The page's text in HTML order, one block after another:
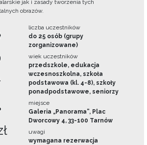
jak i zasady tworzenia tych
obrazów.
liczba uczestników
do 25 osób (grupy
zorganizowane)
wiek uczestników
przedszkole, edukacja
wczesnoszkolna, szkoła
podstawowa (kl. 4-8), szkoły
ponadpodstawowe, seniorzy
miejsce
Galeria „Panorama”, Plac
Dworcowy 4, 33-100 Tarnów
uwagi
wymagana rezerwacja